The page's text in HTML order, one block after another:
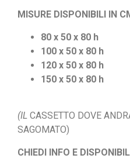
MISURE DISPONIBILI IN
80 x 50 x 80 h
100 x 50 x 80 h
120 x 50 x 80 h
150 x 50 x 80 h
(IL CASSETTO DOVE
SAGOMATO)
CHIEDI INFO E